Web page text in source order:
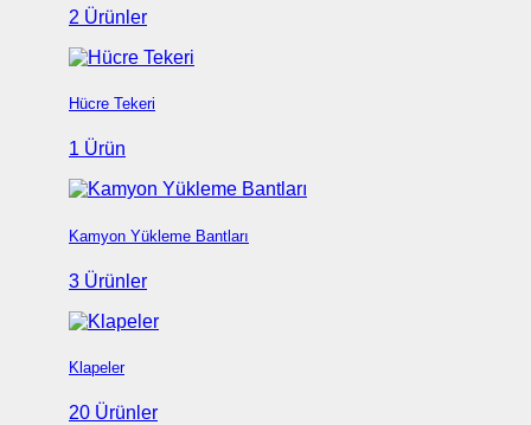
2 Ürünler
Hücre Tekeri
1 Ürün
Kamyon Yükleme Bantları
3 Ürünler
Klapeler
20 Ürünler